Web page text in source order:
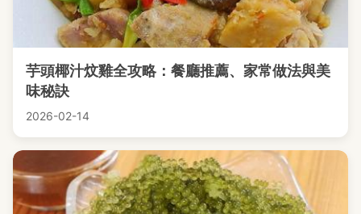
芋頭椰汁炆雞全攻略：餐廳推薦、家常做法與美
味秘訣
2026-02-14